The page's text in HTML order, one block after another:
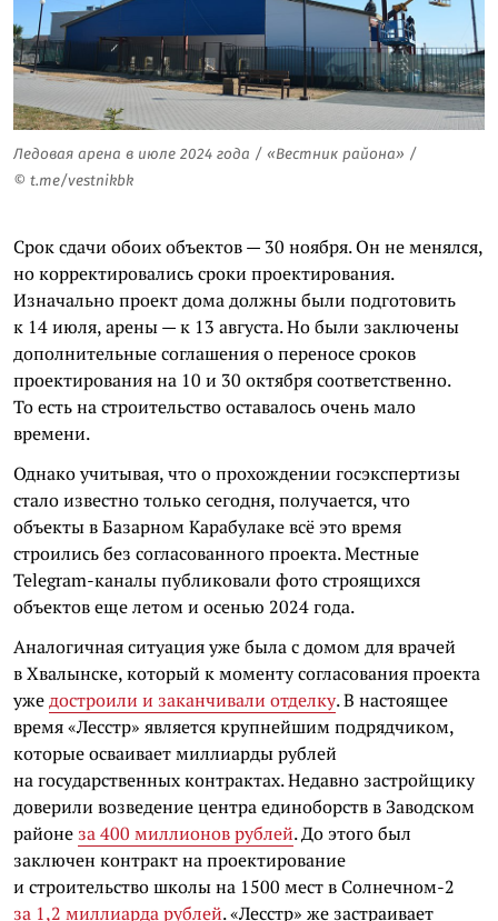
Ледовая арена в июле 2024 года / «Вестник района» /
© t.me/vestnikbk
Срок сдачи обоих объектов — 30 ноября. Он не менялся,
но корректировались сроки проектирования.
Изначально проект дома должны были подготовить
к 14 июля, арены — к 13 августа. Но были заключены
дополнительные соглашения о переносе сроков
проектирования на 10 и 30 октября соответственно.
То есть на строительство оставалось очень мало
времени.
Однако учитывая, что о прохождении госэкспертизы
стало известно только сегодня, получается, что
объекты в Базарном Карабулаке всё это время
строились без согласованного проекта. Местные
Telegram-каналы публиковали фото строящихся
объектов еще летом и осенью 2024 года.
Аналогичная ситуация уже была с домом для врачей
в Хвалынске, который к моменту согласования проекта
ужедостроили и заканчивали отделку. В настоящее
время «Лесстр» является крупнейшим подрядчиком,
которые осваивает миллиарды рублей
на государственных контрактах. Недавно застройщику
доверили возведение центра единоборств в Заводском
районе за 400 миллионов рублей. До этого был
заключен контракт на проектирование
и строительство школы на 1500 мест в Солнечном-2
за 1,2 миллиарда рублей. «Лесстр» же застраивает